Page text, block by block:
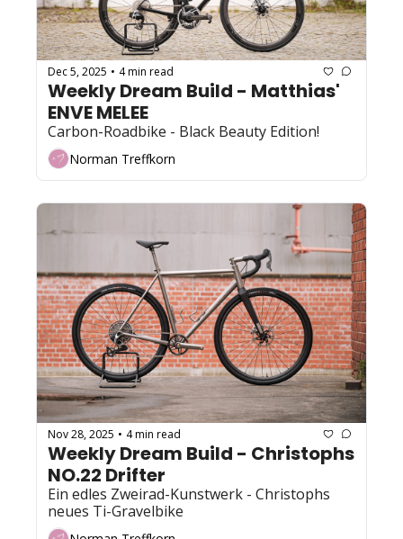
Dec 5, 2025 • 4 min read
Weekly Dream Build - Matthias'
ENVE MELEE
Carbon-Roadbike - Black Beauty Edition!
Norman Treffkorn
Nov 28, 2025 • 4 min read
Weekly Dream Build - Christophs
NO.22 Drifter
Ein edles Zweirad-Kunstwerk - Christophs
neues Ti-Gravelbike